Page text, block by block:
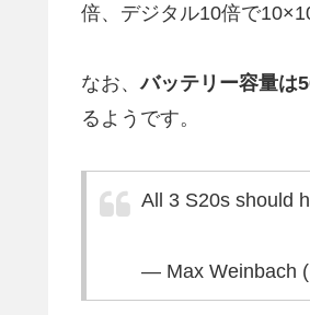
倍、デジタル10倍で
なお、バッテリー容量は
るようです。
All 3 S20s should
— Max Weinbach